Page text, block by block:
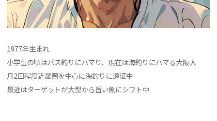
1977年生まれ
小学生の頃はバス釣りにハマり、現在は海釣りにハマる大阪人
月2回程度近畿圏を中心に海釣りに遠征中
最近はターゲットが大型から旨い魚にシフト中